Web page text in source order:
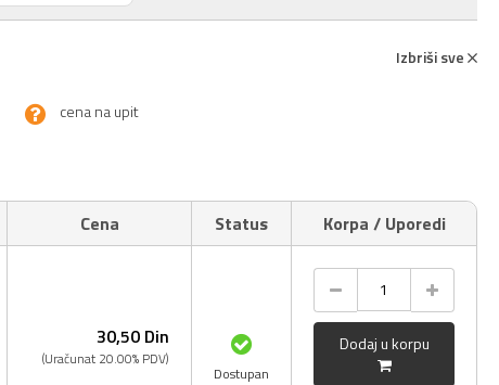
Izbriši sve
cena na upit
Cena Status Korpa / Uporedi
30,50 Din
(Uračunat 20.00% PDV)
Dostupan
Dodaj u korpu